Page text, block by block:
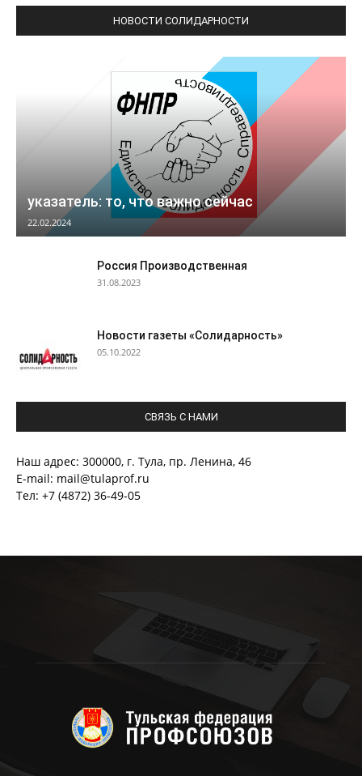
НОВОСТИ СОЛИДАРНОСТИ
указатель: то, что важно сейчас
22.02.2024
Россия Производственная
31.08.2023
Новости газеты «Солидарность»
05.10.2022
СВЯЗЬ С НАМИ
Наш адрес: 300000, г. Тула, пр. Ленина, 46
E-mail: mail@tulaprof.ru
Тел: +7 (4872) 36-49-05